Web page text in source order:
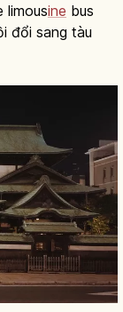
limousine bus
đổi sang tàu